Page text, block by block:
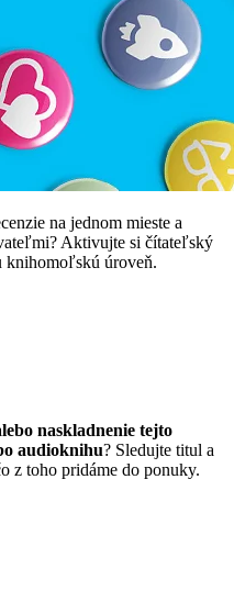
na jednom mieste a
Aktivujte si čítateľský
knihomoľskú úroveň.
naskladnenie tejto
audioknihu? Sledujte titul a
z toho pridáme do ponuky.